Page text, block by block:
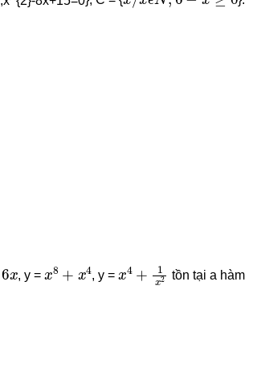
x
, y =
8 4
, y =
4 x
tồn tại a hàm